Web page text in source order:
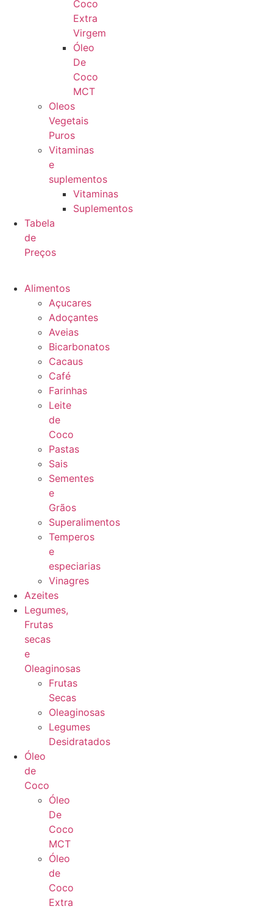
Coco
Extra
Virgem
Óleo
De
Coco
MCT
Oleos
Vegetais
Puros
Vitaminas
e
suplementos
Vitaminas
Suplementos
Tabela
de
Preços
Alimentos
Açucares
Adoçantes
Aveias
Bicarbonatos
Cacaus
Café
Farinhas
Leite
de
Coco
Pastas
Sais
Sementes
e
Grãos
Superalimentos
Temperos
e
especiarias
Vinagres
Azeites
Legumes,
Frutas
secas
e
Oleaginosas
Frutas
Secas
Oleaginosas
Legumes
Desidratados
Óleo
de
Coco
Óleo
De
Coco
MCT
Óleo
de
Coco
Extra